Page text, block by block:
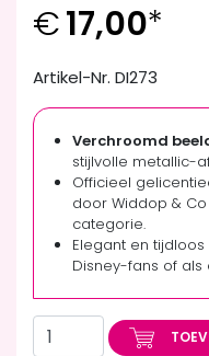
€17,00*
Artikel-Nr. DI273
Verchroomd
stijlvolle metallic-
Officieel
door Widdop &
categorie.
Elegant en
Disney-fans of